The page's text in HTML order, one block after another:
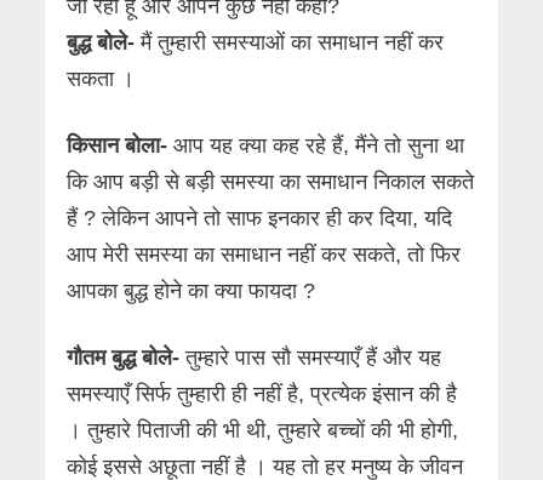
जा रहा हूंँ और आपने कुछ नहीं कहा?
बुद्ध बोले- मैं तुम्हारी समस्याओं का समाधान नहीं कर
सकता ।
किसान बोला- आप यह क्या कह रहे हैं, मैंने तो सुना था
कि आप बड़ी से बड़ी समस्या का समाधान निकाल सकते
हैं ? लेकिन आपने तो साफ इनकार ही कर दिया, यदि
आप मेरी समस्या का समाधान नहीं कर सकते, तो फिर
आपका बुद्ध होने का क्या फायदा ?
गौतम बुद्ध बोले- तुम्हारे पास सौ समस्याएँ हैं और यह
समस्याएँ सिर्फ तुम्हारी ही नहीं है, प्रत्येक इंसान की है
। तुम्हारे पिताजी की भी थी, तुम्हारे बच्चों की भी होगी,
कोई इससे अछूता नहीं है । यह तो हर मनुष्य के जीवन